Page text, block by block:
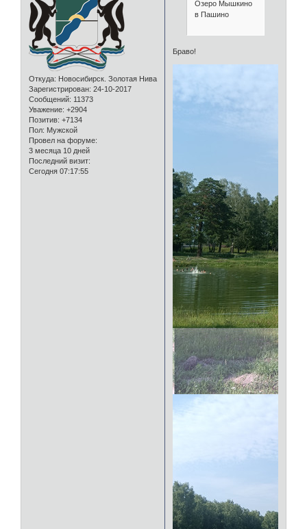
Откуда: Новосибирск. Золотая Нива
Зарегистрирован: 24-10-2017
Сообщений: 11373
Уважение: +2904
Позитив: +7134
Пол: Мужской
Провел на форуме:
3 месяца 10 дней
Последний визит:
Сегодня 07:17:55
Озеро Мышкино
в Пашино
Браво!